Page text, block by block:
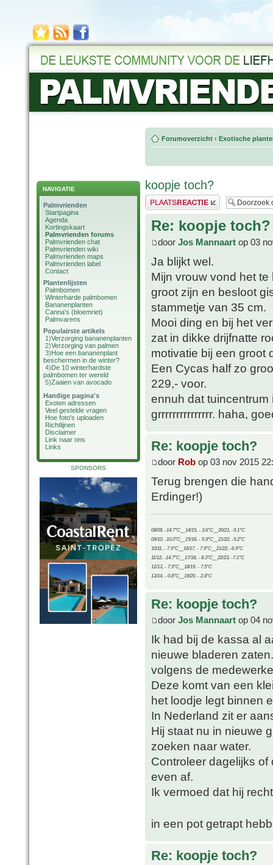
NAVIGATIE
Palmvrienden
Startpagina
Agenda
Kortingskaart
Palmvrienden forums
Palmvrienden chat
Palmvrienden wiki
Palmvrienden maps
Palmvrienden label
Contact
Plantenlijsten
Palmbomen
Winterharde palmbomen
Bananenplanten
Canna's (bloemriet)
Palmvarens
Populairste artikels
1)Verzorging bananenplanten
2)Verzorging van palmen
3)Hoe een bananenplant
beschermen in de winter?
4)De 10 winterhardste
palmbomen ter wereld
5)Zaaien van avocado
Handige pagina's
Exoten adressen
Veel gestelde vragen
Hoe foto's uploaden
Richtlijnen
Disclaimer
Link naar ons
Links
SPONSORS
Forumoverzicht ‹ Exotische
koopje toch?
Plaats een reactie
Re: koopje toch?
door Jos Mannaart op 03
Ja blijkt wel.
Mijn vrouw vond het
groot zijn en besloot
stammetje van 35 cm.
Mooi ding en bij het
zat in dikke drijfnatte
motivatie bij een groot
Een Cycas half zo
229,- voor.
ennuh dat
grrrrrrrrrrrrrrr. haha,
Re: koopje toch?
door Rob op 03 nov 2015
Terug brengen die
Erdinger!)
08/09, -14.7°C__14/15, - 3.6°C__20/21, -9.1°C
09/10, -10.0°C__15/16, - 5.9°C__21/22, -5.2°C
10/11, - 7.9°C__16/17, - 7.9°C__21/22, -6.9°C
11/12, -14.7°C__17/18, - 8.3°C__22/23, -7.1°C
12/13, - 7.9°C__18/19, - 7.5°C
13/14, - 0.8°C__19/20, - 2.8°C
Re: koopje toch?
door Jos Mannaart op 04
Ik had bij de kassa al
nieuwe bladeren zaten.
volgens de
Deze komt van een
het loodje legt binnen
In Nederland zit er
Hij staat nu in nieuwe
zoeken naar water.
Controleer dagelijks
even af.
Ik vermoed dat hij
in een pot getrapt
Re: koopje toch?